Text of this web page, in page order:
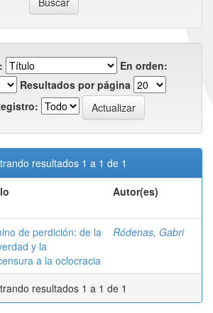
En orden:
Resultados por página
resultados 1 a 1 de 1
Autor(es)
de perdición: de la
y la
a la oclocracia
Ródenas, Gabri
resultados 1 a 1 de 1